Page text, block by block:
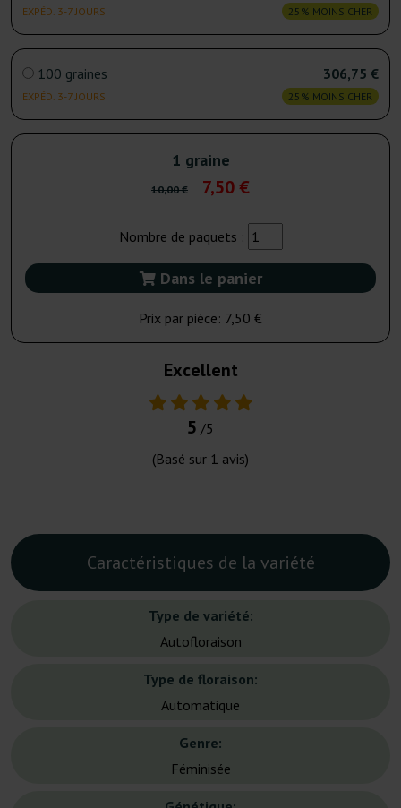
EXPÉD. 3-7 JOURS 25% MOINS CHER
100 graines
EXPÉD. 3-7 JOURS
306,75 €
25% MOINS CHER
1 graine
10,00 € 7,50 €
Nombre de paquets :
Dans le panier
Prix par pièce: 7,50 €
Excellent
5 /5
(Basé sur 1 avis)
Caractéristiques de la variété
Type de variété:
Autofloraison
Type de floraison:
Automatique
Genre:
Féminisée